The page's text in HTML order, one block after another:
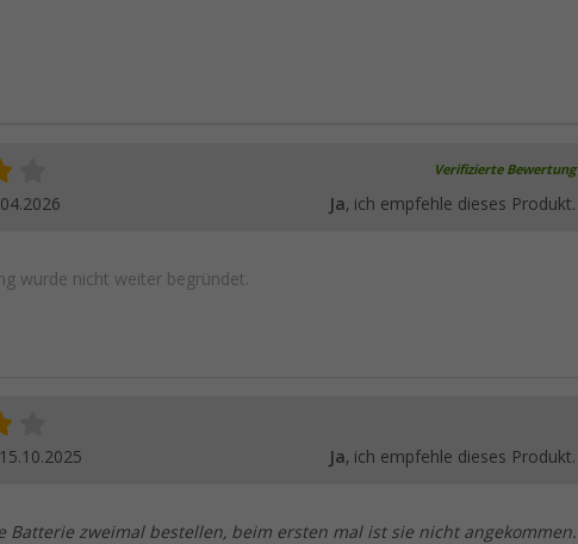
Verifizierte Bewertung
Ja, ich empfehle dieses Produkt.
wurde nicht weiter begründet.
15.10.2025 Ja, ich empfehle dieses Produkt.
Batterie zweimal bestellen, beim ersten mal ist sie nicht angekommen.